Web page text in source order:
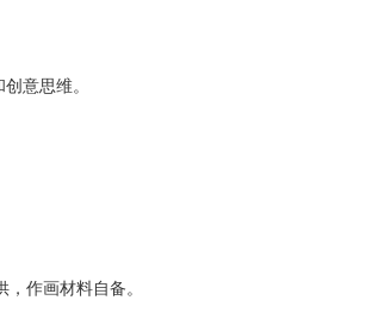
意思维。
作画材料自备。